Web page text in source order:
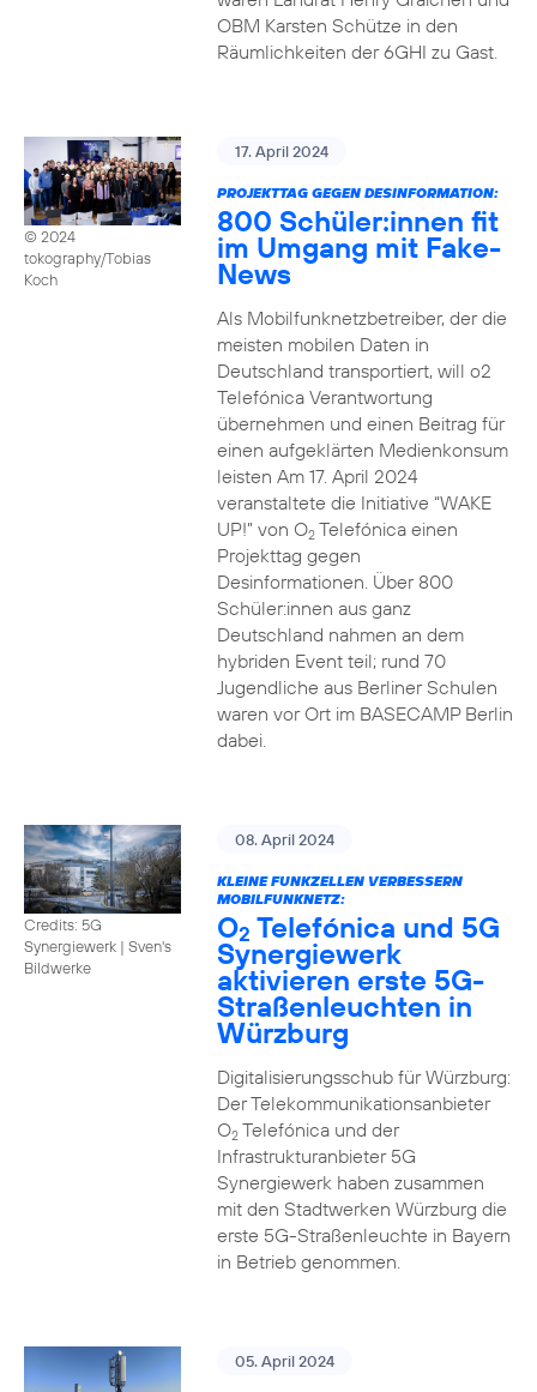
OBM Karsten Schütze in den
Räumlichkeiten der 6GHI zu Gast.
© 2024
tokography/Tobias
Koch
17. April 2024
PROJEKTTAG GEGEN DESINFORMATION:
800 Schüler:innen fit
im Umgang mit Fake-
News
Als Mobilfunknetzbetreiber, der die
meisten mobilen Daten in
Deutschland transportiert, will o2
Telefónica Verantwortung
übernehmen und einen Beitrag für
einen aufgeklärten Medienkonsum
leisten Am 17. April 2024
veranstaltete die Initiative “WAKE
UP!” von O2Telefónica einen
Projekttag gegen
Desinformationen. Über 800
Schüler:innen aus ganz
Deutschland nahmen an dem
hybriden Event teil; rund 70
Jugendliche aus Berliner Schulen
waren vor Ort im BASECAMP Berlin
dabei.
Credits: 5G
Synergiewerk | Sven's
Bildwerke
08. April 2024
KLEINE FUNKZELLEN VERBESSERN
MOBILFUNKNETZ:
O2 Telefónica und 5G
Synergiewerk
aktivieren erste 5G-
Straßenleuchten in
Würzburg
Digitalisierungsschub für Würzburg:
Der Telekommunikationsanbieter
O2Telefónica und der
Infrastrukturanbieter 5G
Synergiewerk haben zusammen
mit den Stadtwerken Würzburg die
erste 5G-Straßenleuchte in Bayern
in Betrieb genommen.
05. April 2024